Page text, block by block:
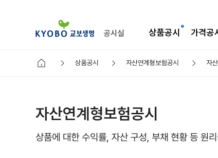
공시실 상품공시 가격공
상품공시 자산연계형보험공시 자
자산연계형보험공시
상품에 대한 수익률, 자산 구성, 부채 현황 등 원